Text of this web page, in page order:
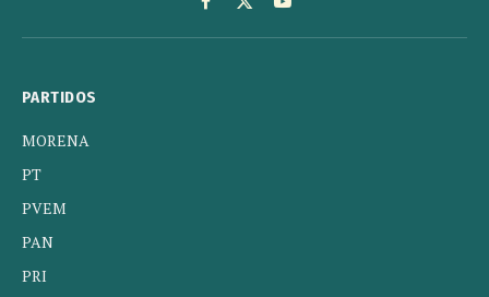
Facebook
X
(Twitter)
YouTube
PARTIDOS
MORENA
PT
PVEM
PAN
PRI